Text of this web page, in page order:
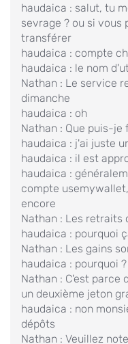
haudaica : salut, tu
sevrage ? ou si vous
transférer
haudaica : compte
haudaica : le nom
Nathan : Le service
dimanche
haudaica : oh
Nathan : Que puis-je
haudaica : j'ai juste
haudaica : il est
haudaica :
compte
encore
Nathan : Les retraits
haudaica : pourquoi
Nathan : Les gains
haudaica : pourquoi ?
Nathan : C'est parce
un deuxième jeton
haudaica : non
dépôts
Nathan : Veuillez